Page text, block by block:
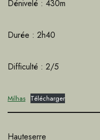
Dénivelé : 430m
Durée : 2h40
Difficulté : 2/5
Milhas Télécharger
Hauteserre